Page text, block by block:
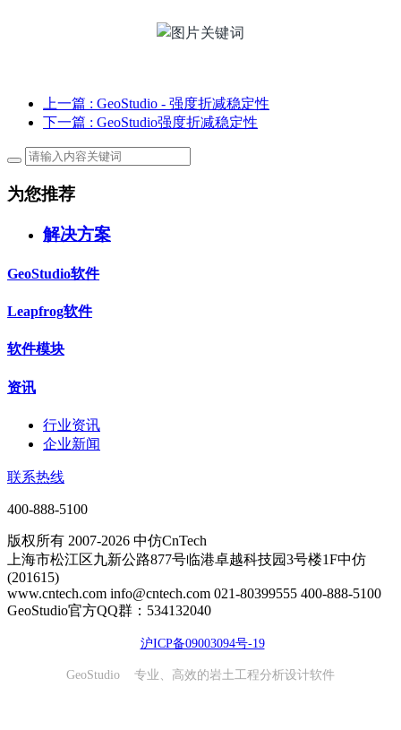
上一篇 : GeoStudio - 强度折减稳定性
下一篇 : GeoStudio强度折减稳定性
为您推荐
解决方案
GeoStudio软件
Leapfrog软件
软件模块
资讯
行业资讯
企业新闻
联系热线
400-888-5100
版权所有 2007-2026 中仿CnTech
上海市松江区九新公路877号临港卓越科技园3号楼1F中仿
(201615)
www.cntech.com info@cntech.com 021-80399555 400-888-5100
GeoStudio官方QQ群：534132040
沪ICP备09003094号-19
GeoStudio 专业、高效的岩土工程分析设计软件